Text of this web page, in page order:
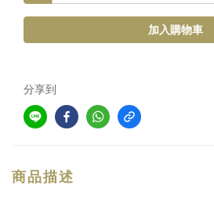
加入購物車
分享到
商品描述